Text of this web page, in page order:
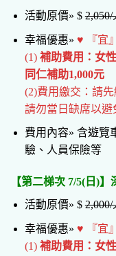
活動原價» $2,050/
幸福優惠» ♥ 『宜
(1) 補助費用：女
同仁補助1,000元
(2)費用繳交：請
請勿當日缺席以避
費用內容» 含遊覽
驗、人員保險等
【第二梯次 7/5(日)
活動原價» $2,000/
幸福優惠» ♥ 『宜
(1) 補助費用：女